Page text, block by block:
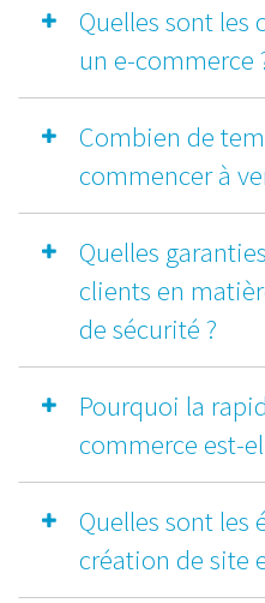
Quelles sont
un e-commerce
Combien de
commencer à
Quelles
clients en
de sécurité ?
Pourquoi la
commerce est-
Quelles sont les
création de site